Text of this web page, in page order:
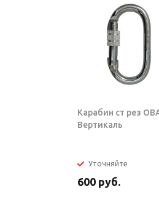
Карабин ст рез
Вертикаль
Уточняйте
600 руб.